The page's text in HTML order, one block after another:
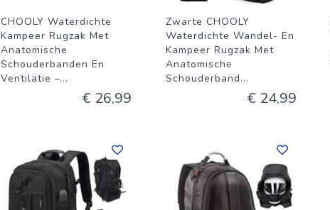
CHOOLY Waterdichte
Kampeer Rugzak Met
Anatomische
Schouderbanden En
Ventilatie –...
€ 26,99
Zwarte CHOOLY
Waterdichte Wandel- En
Kampeer Rugzak Met
Anatomische
Schouderband...
€ 24,99